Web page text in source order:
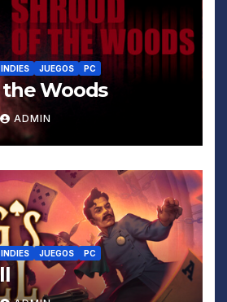
INDIES JUEGOS PC
Woods
ADMIN
INDIES JUEGOS PC